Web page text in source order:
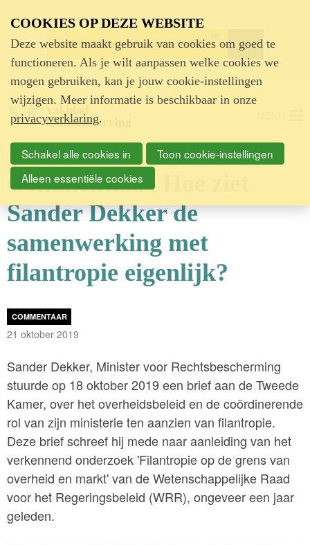
Advertentie
Commentaar: Hoe ziet
Sander Dekker de
samenwerking met
filantropie eigenlijk?
COMMENTAAR
21 oktober 2019
Sander Dekker, Minister voor Rechtsbescherming
stuurde op 18 oktober 2019 een brief aan de Tweede
Kamer, over het overheidsbeleid en de coördinerende
rol van zijn ministerie ten aanzien van filantropie.
Deze brief schreef hij mede naar aanleiding van het
verkennend onderzoek 'Filantropie op de grens van
overheid en markt' van de Wetenschappelijke Raad
voor het Regeringsbeleid (WRR), ongeveer een jaar
geleden.
COOKIES OP DEZE WEBSITE
Deze website maakt gebruik van cookies om goed te
functioneren. Als je wilt aanpassen welke cookies we
mogen gebruiken, kan je jouw cookie-instellingen
wijzigen. Meer informatie is beschikbaar in onze
privacyverklaring.
Schakel alle cookies in
Toon cookie-instellingen
Alleen essentiële cookies